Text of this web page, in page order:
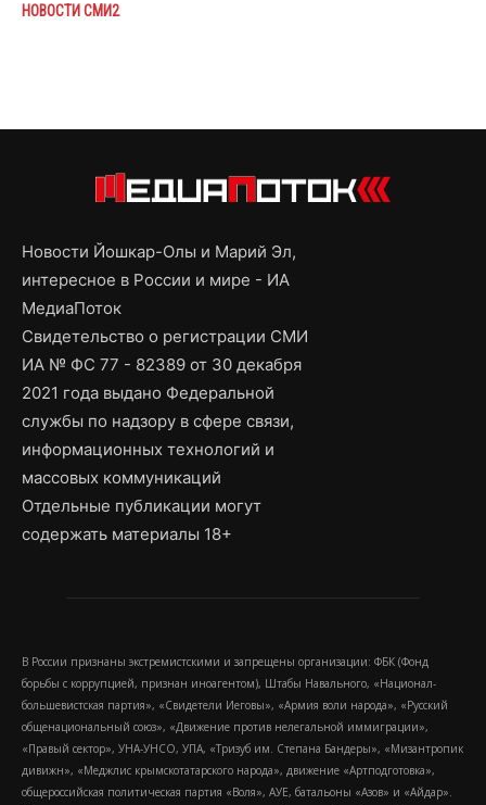
НОВОСТИ СМИ2
Новости Йошкар-Олы и Марий Эл,
интересное в России и мире - ИА
МедиаПоток
Свидетельство о регистрации СМИ
ИА № ФС 77 - 82389 от 30 декабря
2021 года выдано Федеральной
службы по надзору в сфере связи,
информационных технологий и
массовых коммуникаций
Отдельные публикации могут
содержать материалы 18+
В России признаны экстремистскими и запрещены организации: ФБК (Фонд
борьбы с коррупцией, признан иноагентом), Штабы Навального, «Национал-
большевистская партия», «Свидетели Иеговы», «Армия воли народа», «Русский
общенациональный союз», «Движение против нелегальной иммиграции»,
«Правый сектор», УНА-УНСО, УПА, «Тризуб им. Степана Бандеры», «Мизантропик
дивижн», «Меджлис крымскотатарского народа», движение «Артподготовка»,
общероссийская политическая партия «Воля», АУЕ, батальоны «Азов» и «Айдар».